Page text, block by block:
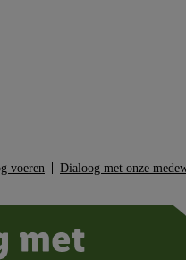
voeren Dialoog met onze